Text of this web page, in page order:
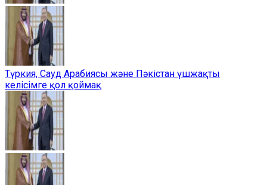
Түркия, Сауд Арабиясы және Пәкістан үшжақты
келісімге қол қоймақ